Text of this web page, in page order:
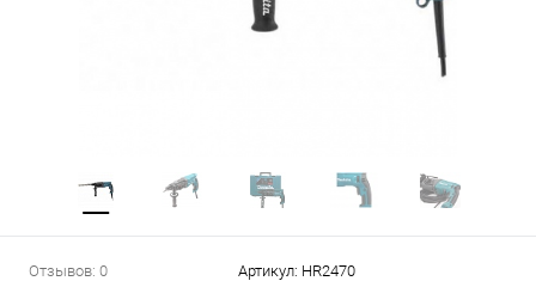
Отзывов: 0 Артикул: HR2470